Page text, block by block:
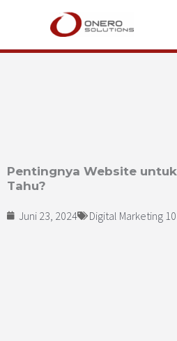
konten
Pentingnya Website
Tahu?
Juni 23, 2024 Digital Marketing